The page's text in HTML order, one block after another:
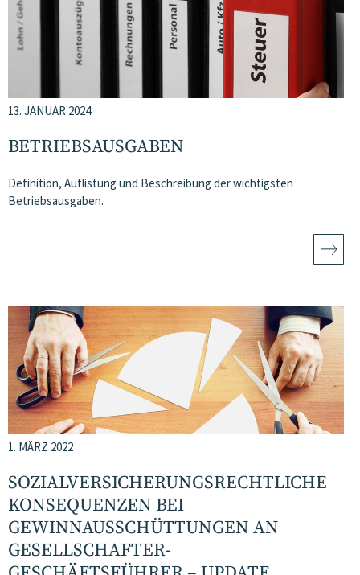
13. JANUAR 2024
BETRIEBSAUSGABEN
Definition, Auflistung und Beschreibung der wichtigsten
Betriebsausgaben.
1. MÄRZ 2022
SOZIALVERSICHERUNGSRECHTLICHE
KONSEQUENZEN BEI
GEWINNAUSSCHÜTTUNGEN AN
GESELLSCHAFTER-